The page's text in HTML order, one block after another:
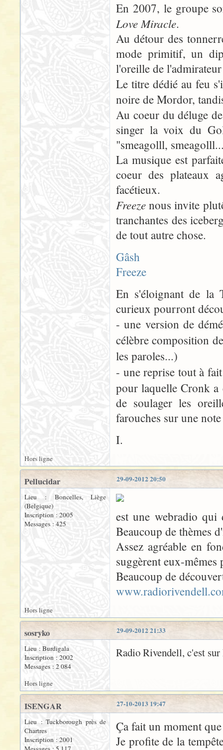
En 2007, le groupe
Love Miracle.
Au détour des
mode primitif, un
l'oreille de
Le titre dédié au feu
noire de Mordor,
Au coeur du déluge
singer la voix du
"smeagolll,
La musique est
coeur des plateaux
facétieux.
Freezenous invite
tranchantes des
de tout autre chose.
Gâsh
Freeze
En s'éloignant de la
curieux pourront
- une version de
célèbre composition
les paroles...)
- une reprise tout à
pour laquelle Cronk
de soulager les
farouches sur une
I.
Hors ligne
29-09-2012 20:50
Pellucidar
Lieu : Boncelles, Liège
(Belgique)
Inscription : 2005
Messages : 425
est une webradio
Beaucoup de thèmes
Assez agréable en
suggèrent eux-
Beaucoup de
Hors ligne
29-09-2012 21:33
sosryko
Lieu : Burdigala
Inscription : 2002
Messages : 2 084
Radio Rivendell, c'est sur
Hors ligne
27-10-2013 19:47
ISENGAR
Lieu : Tuckborough près de
Chartres
Inscription : 2001
Ça fait un moment
Je profite de la